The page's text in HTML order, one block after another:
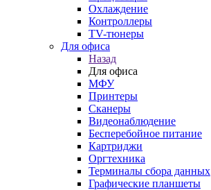
Охлаждение
Контроллеры
TV-тюнеры
Для офиса
Назад
Для офиса
МФУ
Принтеры
Сканеры
Видеонаблюдение
Бесперебойное питание
Картриджи
Оргтехника
Терминалы сбора данных
Графические планшеты